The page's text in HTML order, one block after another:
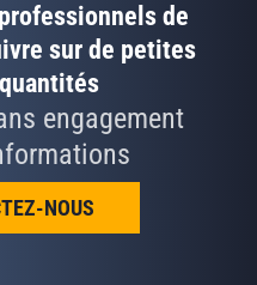
de
sur de petites
engagement
NOUS